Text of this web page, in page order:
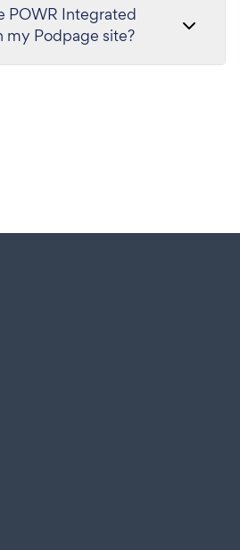
POWR Integrated
my Podpage site?